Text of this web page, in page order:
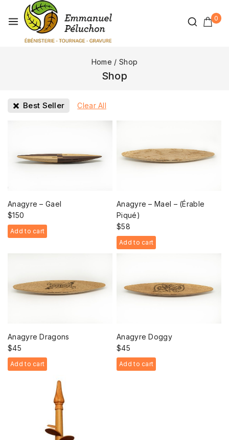
0
Home / Shop
Shop
Best Seller Clear All
Anagyre – Gael
$150
Add to cart
Anagyre – Mael – (Érable
Piqué)
$58
Add to cart
Anagyre Dragons
$45
Add to cart
Anagyre Doggy
$45
Add to cart